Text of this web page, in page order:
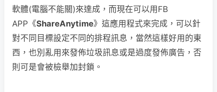
軟體(電腦不能關)來達成，而現在可以用FB
APP《ShareAnytime》這應用程式來完成，可以針
對不同目標設定不同的排程訊息，當然這樣好用的東
西，也別亂用來發佈垃圾訊息或是過度發佈廣告，否
則可是會被檢舉加封鎖。